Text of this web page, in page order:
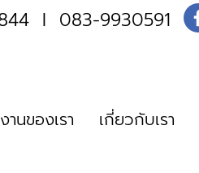
I 083-9930591
านของเรา เกี่ยวกับเรา